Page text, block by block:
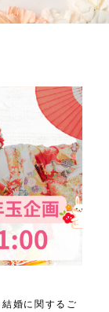
婚に関するご